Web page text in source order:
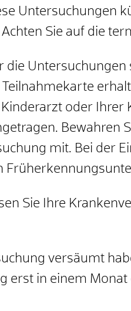
Untersuchungen
Sie auf die
die
oder Ihrer
Bewahren
mit. Bei der
Sie Ihre
versäumt
erst in einem